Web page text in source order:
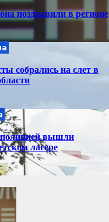
поздравили в регионе
собрались на слет в
полицией вышли
лагере